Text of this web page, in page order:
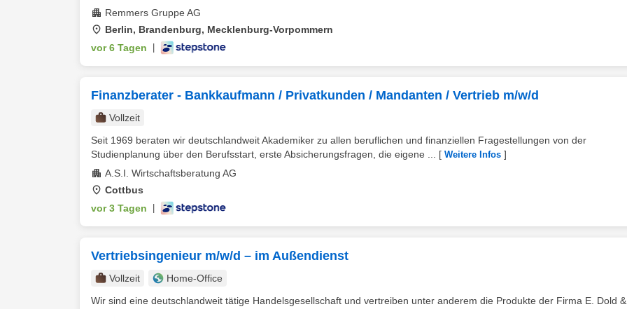
Remmers Gruppe AG
Berlin, Brandenburg, Mecklenburg-Vorpommern
vor 6 Tagen
Finanzberater - Bankkaufmann / Privatkunden / Mandanten / Vertrieb m/w/d
Vollzeit
Seit 1969 beraten wir deutschlandweit Akademiker zu allen beruflichen und finanziellen Fragestellungen von der
Studienplanung über den Berufsstart, erste Absicherungsfragen, die eigene ...
[ Weitere Infos ]
A.S.I. Wirtschaftsberatung AG
Cottbus
vor 3 Tagen
Vertriebsingenieur m/w/d – im Außendienst
Vollzeit
Home-Office
Wir sind eine deutschlandweit tätige Handelsgesellschaft und vertreiben unter anderem die Produkte der Firma E. Dold &